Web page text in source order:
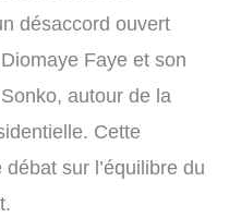
désaccord ouvert
Faye et son
autour de la
Cette
sur l’équilibre du